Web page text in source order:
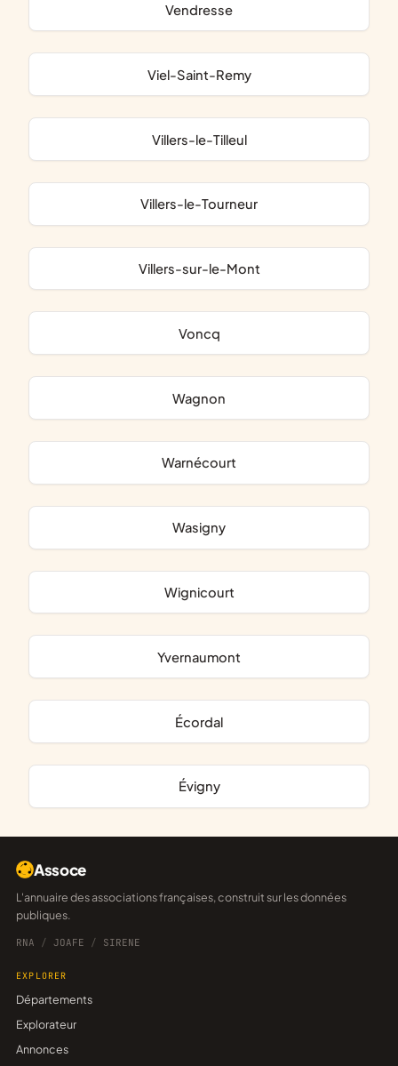
Vendresse
Viel-Saint-Remy
Villers-le-Tilleul
Villers-le-Tourneur
Villers-sur-le-Mont
Voncq
Wagnon
Warnécourt
Wasigny
Wignicourt
Yvernaumont
Écordal
Évigny
Assoce
L'annuaire des associations françaises, construit sur les données
publiques.
RNA / JOAFE / SIRENE
EXPLORER
Départements
Explorateur
Annonces